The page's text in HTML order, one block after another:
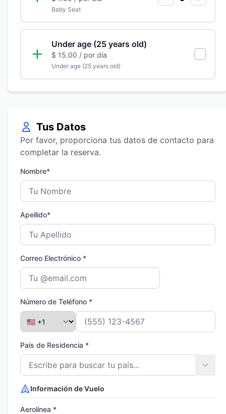
Baby Seat
Under age (25 years old)
$ 15.00 / por día
Under age (25 years old)
Tus Datos
Por favor, proporciona tus datos de contacto para
completar la reserva.
Nombre*
Apellido*
Correo Electrónico *
Número de Teléfono *
País de Residencia *
Información de Vuelo
Aerolínea *